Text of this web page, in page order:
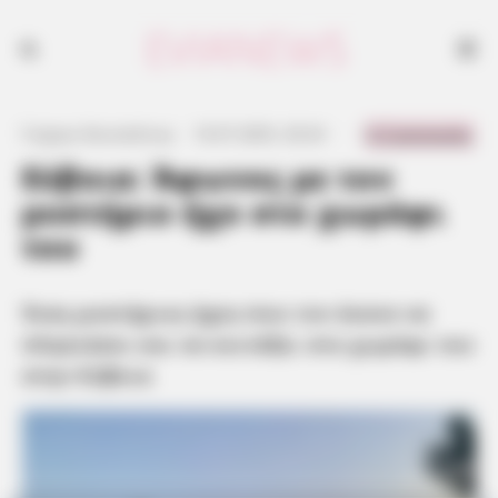
Εύβοια: Άφωνος με τον
μυστήριο ήχο στο χωράφι
του
Ένας μυστήριος ήχος που τον έκανε να